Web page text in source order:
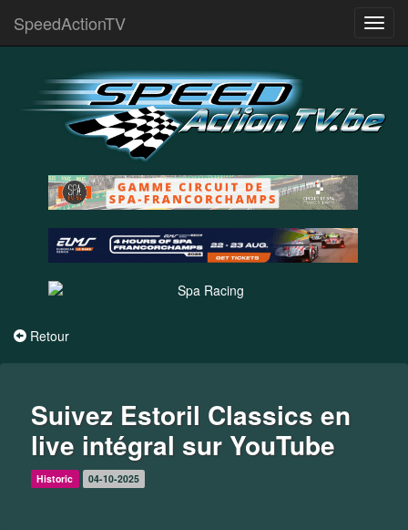
SpeedActionTV
Retour
Suivez Estoril Classics en
live intégral sur YouTube
Historic 04-10-2025